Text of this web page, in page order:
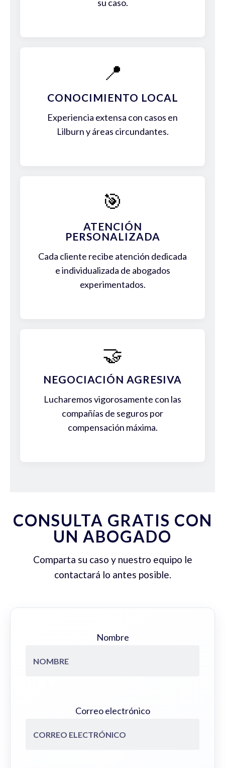
su caso.
📍
CONOCIMIENTO LOCAL
Experiencia extensa con casos en
Lilburn y áreas circundantes.
🎯
ATENCIÓN
PERSONALIZADA
Cada cliente recibe atención dedicada
e individualizada de abogados
experimentados.
🤝
NEGOCIACIÓN AGRESIVA
Lucharemos vigorosamente con las
compañías de seguros por
compensación máxima.
CONSULTA GRATIS CON
UN ABOGADO
Comparta su caso y nuestro equipo le
contactará lo antes posible.
Nombre
Correo electrónico